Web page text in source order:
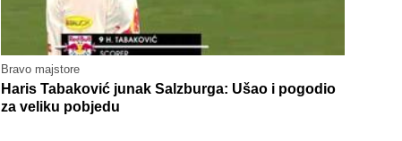
Bravo majstore
Haris Tabaković junak Salzburga: Ušao i pogodio
za veliku pobjedu